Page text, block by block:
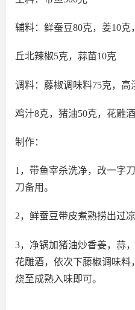
辅料：鲜蚕豆80克，姜10克
丘北辣椒5克，蒜苗10克
调料：藤椒调味料75克，高
鸡汁8克，猪油50克，花雕
制作：
1，带鱼宰杀洗净，改一字
刀备用。
2，鲜蚕豆带皮煮熟捞出过
3，净锅加猪油炒香姜，蒜
花雕酒，依次下藤椒调味
烧至成熟入味即可。